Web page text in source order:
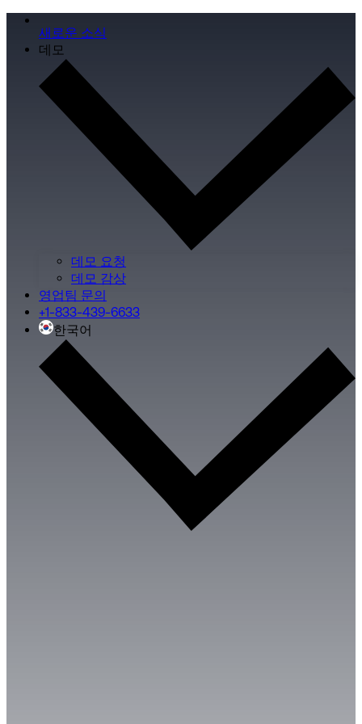
새로운 소식
데모
데모 요청
데모 감상
영업팀 문의
+1-833-439-6633
한국어